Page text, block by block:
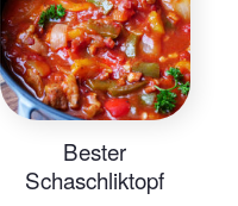
Bester
Schaschliktopf